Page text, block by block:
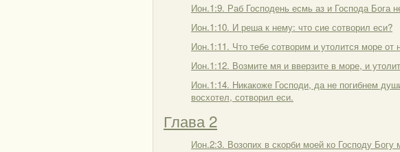
Ион.1:9. Раб Господень есмь аз и Господа Бога
Ион.1:10. И реша к нему: что сие сотворил еси?
Ион.1:11. Что тебе сотворим и утолится море от
Ион.1:12. Возмите мя и вверзите в море, и
Ион.1:14. Никакоже Господи, да не погибнем
восхотел, сотворил еси.
Глава 2
Ион.2:3. Возопих в скорби моей ко Господу